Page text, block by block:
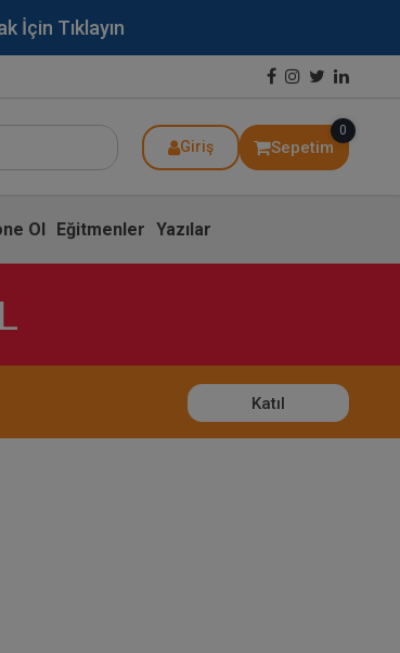
İçin Tıklayın
Giriş Sepetim
0
Ol Eğitmenler Yazılar
Katıl